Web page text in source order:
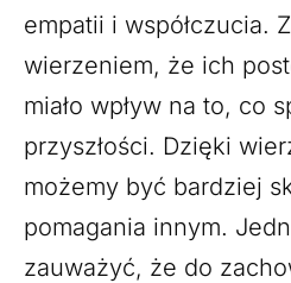
empatii i współczucia.
wierzeniem, że ich
miało wpływ na to, co
przyszłości. Dzięki
możemy być bardziej
pomagania innym.
zauważyć, że do